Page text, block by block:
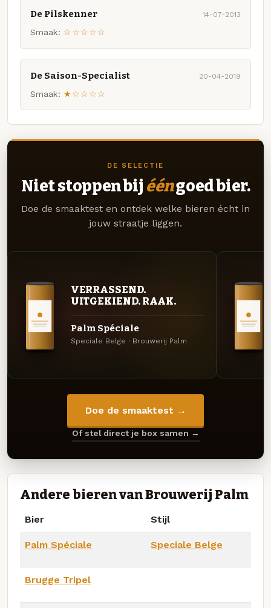
De Pilskenner 14-07-2013
Smaak: ☆☆☆☆☆
De Saison-Specialist 20-04-2019
Smaak: ★☆☆☆☆
DE SELECTIE
Niet stoppen bij ééngoed bier.
Doe de smaaktest en ontdek welke bieren écht in
jouw straatje liggen.
VERRASSEND.
UITGEKIEND. RAAK.
Palm Spéciale
Speciale Belge · Brouwerij Palm
Doe de smaaktest →
Of stel direct je box samen →
Andere bieren van Brouwerij Palm
Bier Stijl
Palm Spéciale Speciale Belge
Brugge Tripel